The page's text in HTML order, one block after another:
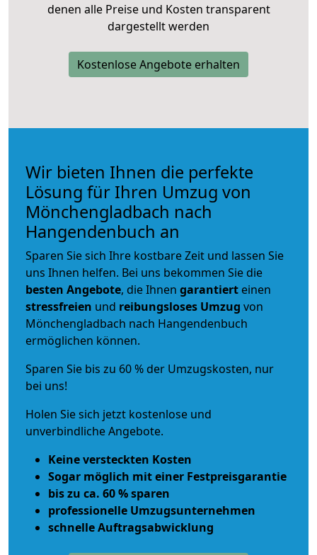
denen alle Preise und Kosten transparent
dargestellt werden
Kostenlose Angebote erhalten
Wir bieten Ihnen die perfekte
Lösung für Ihren Umzug von
Mönchengladbach nach
Hangendenbuch an
Sparen Sie sich Ihre kostbare Zeit und lassen Sie
uns Ihnen helfen. Bei uns bekommen Sie die
besten Angebote, die Ihnen garantiert einen
stressfreien und reibungsloses Umzug von
Mönchengladbach nach Hangendenbuch
ermöglichen können.
Sparen Sie bis zu 60 % der Umzugskosten, nur
bei uns!
Holen Sie sich jetzt kostenlose und
unverbindliche Angebote.
Keine versteckten Kosten
Sogar möglich mit einer Festpreisgarantie
bis zu ca. 60 % sparen
professionelle Umzugsunternehmen
schnelle Auftragsabwicklung